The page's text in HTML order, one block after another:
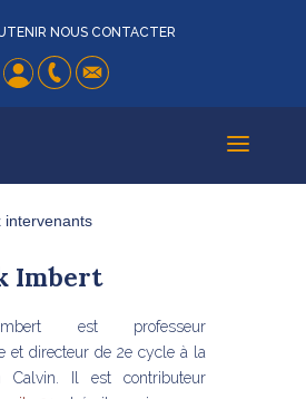
NOUS CONTACTER
a
intervenants
Imbert
est professeur
et directeur de 2e cycle à la
Calvin. Il est contributeur